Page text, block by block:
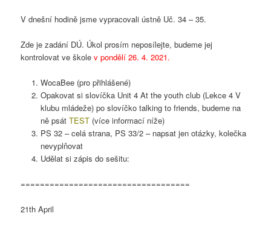
V dnešní hodině jsme vypracovali ústně Uč. 34 – 35.
Zde je zadání DÚ. Úkol prosím neposílejte, budeme jej
kontrolovat ve škole v pondělí 26. 4. 2021.
WocaBee (pro přihlášené)
Opakovat si slovíčka Unit 4 At the youth club (Lekce 4 V
klubu mládeže) po slovíčko talking to friends, budeme na
ně psát TEST(více informací níže)
PS 32 – celá strana, PS 33/2 – napsat jen otázky, kolečka
nevyplňovat
Udělat si zápis do sešitu:
===================================
21th April